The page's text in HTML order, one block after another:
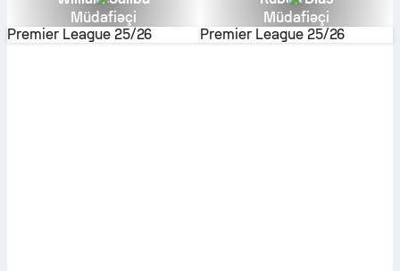
Müdafiəçi
Premier League 25/26
Müdafiəçi
Premier League 25/26